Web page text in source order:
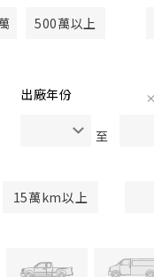
500萬以上
出廠年份
至
15萬km以上